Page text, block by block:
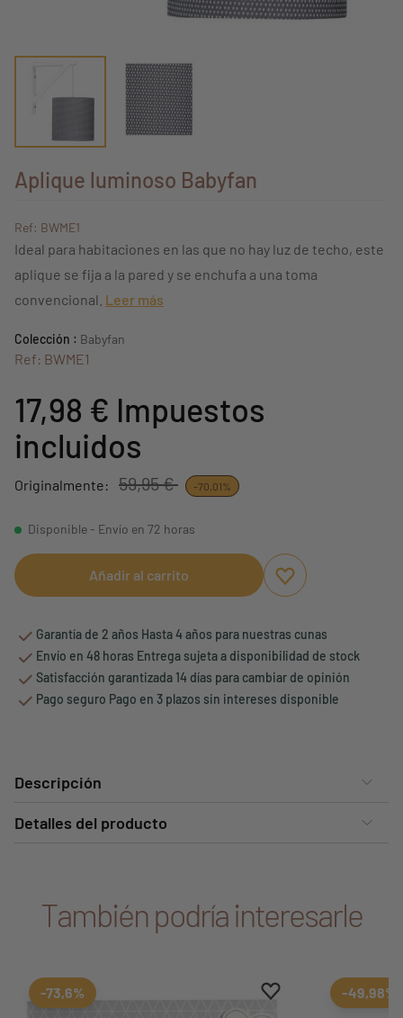
Aplique luminoso Babyfan
Ref: BWME1
Ideal para habitaciones en las que no hay luz de techo, este
aplique se fija a la pared y se enchufa a una toma
convencional. Leer más
Colección : Babyfan
Ref: BWME1
17,98 € Impuestos
incluidos
Originalmente: 59,95 € -70,01%
Disponible - Envío en 72 horas
Añadir al carrito
Aggiungi ai
borrar favoritos
Garantía de 2 años Hasta 4 años para nuestras cunas
Envío en 48 horas Entrega sujeta a disponibilidad de stock
Satisfacción garantizada 14 días para cambiar de opinión
Pago seguro Pago en 3 plazos sin intereses disponible
Descripción
Detalles del producto
También podría interesarle
Aggiungi ai preferiti
borrar favoritos
-73,6% -49,98%